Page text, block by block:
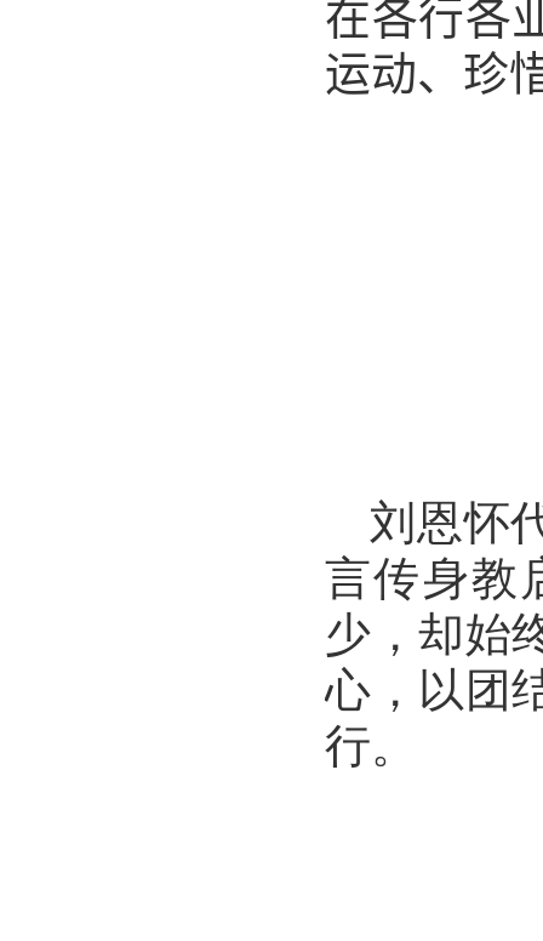
在各行各
运动、珍
刘恩怀
言传身教
少，却始
心，以团
行。